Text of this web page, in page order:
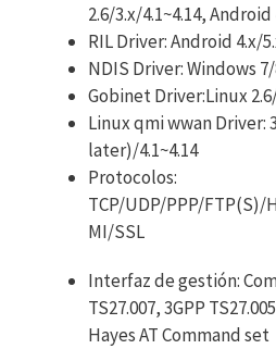
2.6/3.x/4.1~4.14,
RIL Driver: Android 4.x/
NDIS Driver: Windows
Gobinet Driver:Linux
Linux qmi wwan Driver:
later)/4.1~4.14
Protocolos:
TCP/UDP/PPP/
MI/SSL
Interfaz de gestión:
TS27.007, 3GPP
Hayes AT Command set